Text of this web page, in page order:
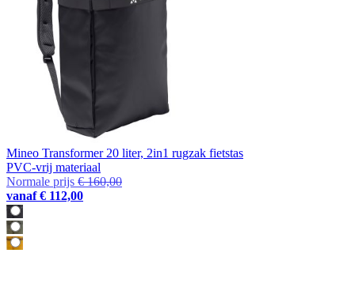
Mineo Transformer 20 liter, 2in1 rugzak fietstas
PVC-vrij materiaal
Normale prijs € 160,00
vanaf € 112,00